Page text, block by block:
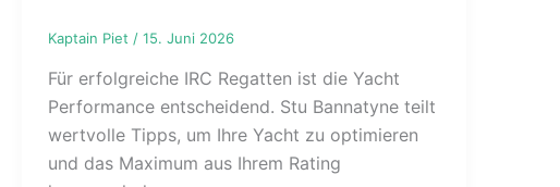
Kaptain Piet / 15. Juni 2026
Für erfolgreiche IRC Regatten ist die Yacht
Performance entscheidend. Stu Bannatyne teilt
wertvolle Tipps, um Ihre Yacht zu optimieren
und das Maximum aus Ihrem Rating